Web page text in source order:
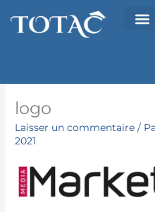
au
logo
Laisser un commentaire /
2021